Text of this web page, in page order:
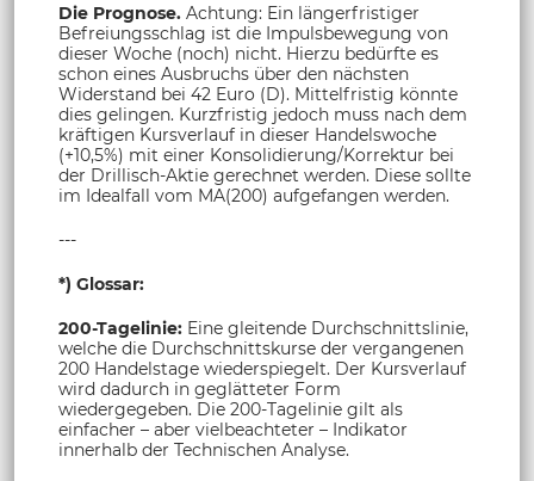
Die Prognose. Achtung: Ein längerfristiger
Befreiungsschlag ist die Impulsbewegung von
dieser Woche (noch) nicht. Hierzu bedürfte es
schon eines Ausbruchs über den nächsten
Widerstand bei 42 Euro (D). Mittelfristig könnte
dies gelingen. Kurzfristig jedoch muss nach dem
kräftigen Kursverlauf in dieser Handelswoche
(+10,5%) mit einer Konsolidierung/Korrektur bei
der Drillisch-Aktie gerechnet werden. Diese sollte
im Idealfall vom MA(200) aufgefangen werden.
---
*) Glossar:
200-Tagelinie: Eine gleitende Durchschnittslinie,
welche die Durchschnittskurse der vergangenen
200 Handelstage wiederspiegelt. Der Kursverlauf
wird dadurch in geglätteter Form
wiedergegeben. Die 200-Tagelinie gilt als
einfacher – aber vielbeachteter – Indikator
innerhalb der Technischen Analyse.